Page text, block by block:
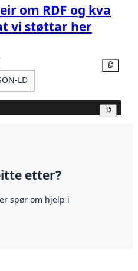
om RDF og kva
vi støttar her
LD
etter?
spør om hjelp i